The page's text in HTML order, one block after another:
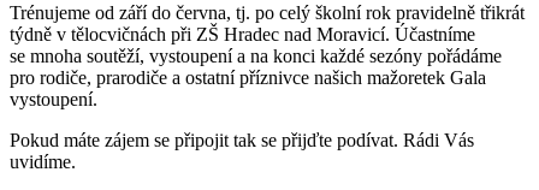
Trénujeme od září do června, tj. po celý školní rok pravidelně třikrát
týdně v tělocvičnách při ZŠ Hradec nad Moravicí. Účastníme
se mnoha soutěží, vystoupení a na konci každé sezóny pořádáme
pro rodiče, prarodiče a ostatní příznivce našich mažoretek Gala
vystoupení.
Pokud máte zájem se připojit tak se přijďte podívat. Rádi Vás
uvidíme.